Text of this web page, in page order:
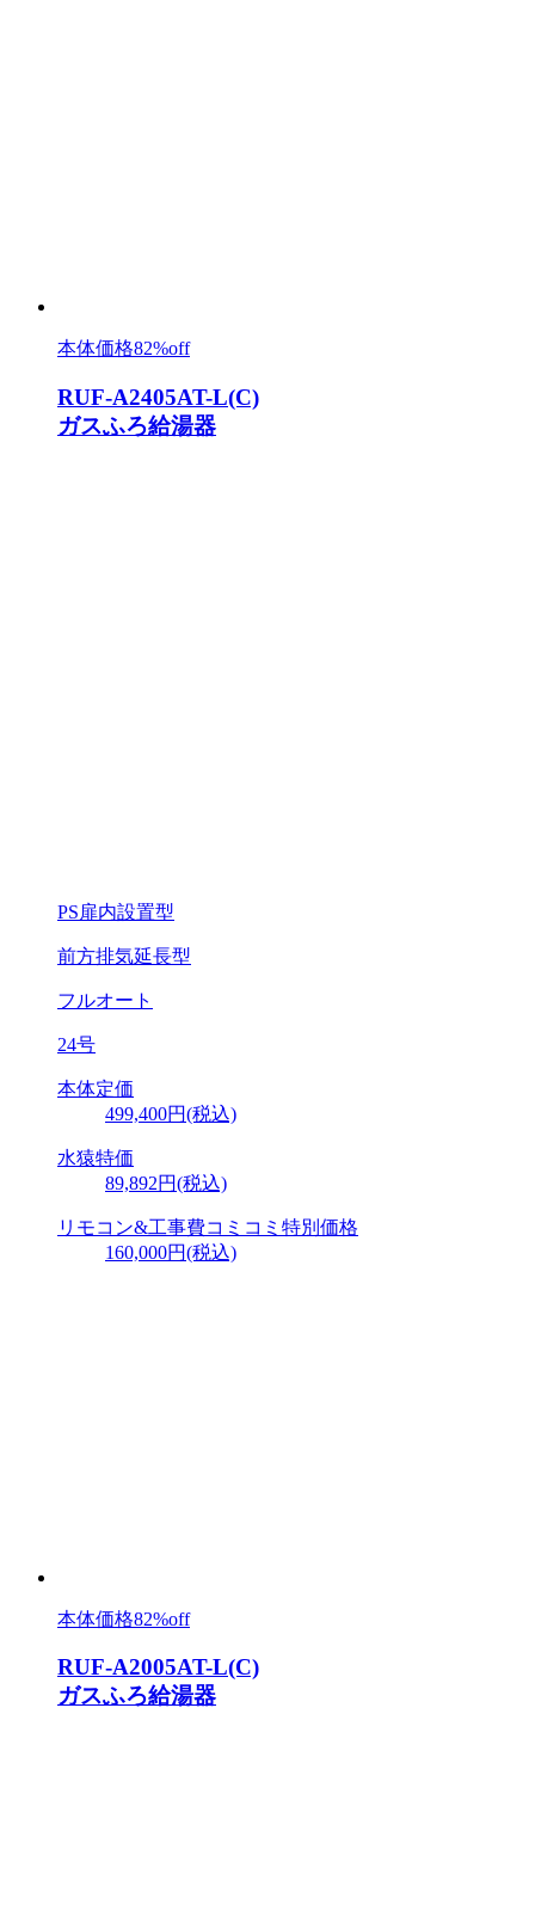
本体価格82%off
RUF-A2405AT-L(C)
ガスふろ給湯器
PS扉内設置型
前方排気延長型
フルオート
24号
本体定価
499,400円(税込)
水猿特価
89,892円(税込)
リモコン&工事費コミコミ特別価格
160,000円(税込)
本体価格82%off
RUF-A2005AT-L(C)
ガスふろ給湯器